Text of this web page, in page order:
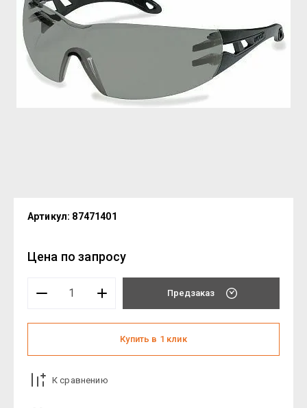
Артикул: 87471401
Цена по запросу
Предзаказ
Купить в 1 клик
К сравнению